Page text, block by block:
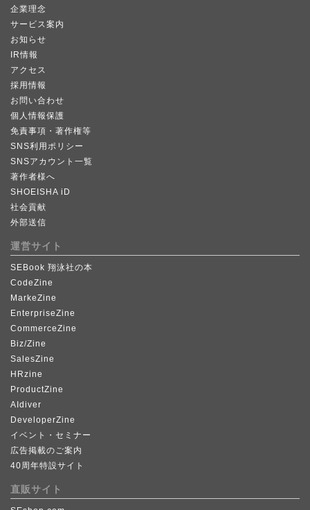
企業理念
サービス案内
お知らせ
IR情報
アクセス
採用情報
お問い合わせ
個人情報保護
免責事項・著作権等
SNS利用ポリシー
SNSアカウント一覧
著作者様へ
SHOEISHA iD
社会貢献
外部送信
運営サイト
SEBook 翔泳社の本
CodeZine
MarkeZine
EnterpriseZine
CommerceZine
Biz/Zine
SalesZine
HRzine
ProductZine
AIdiver
DeveloperZine
イベント・セミナー
広告掲載のご案内
40周年特設サイト
直販サイト